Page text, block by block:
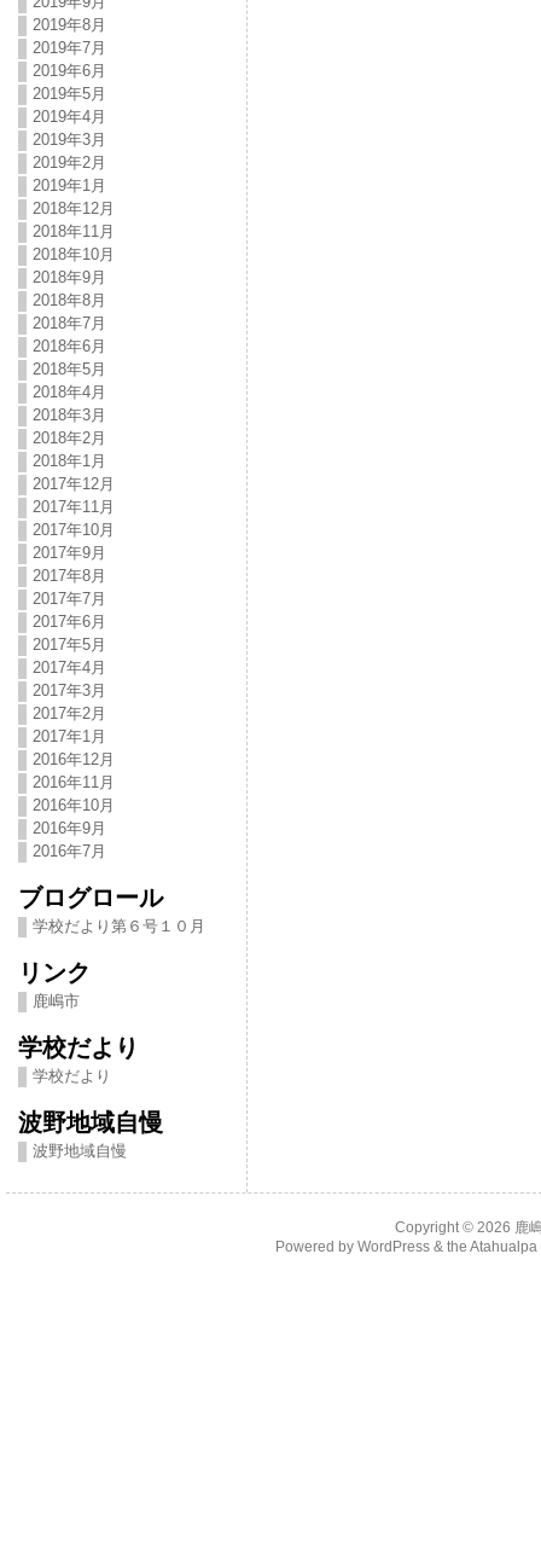
2019年8月
2019年7月
2019年6月
2019年5月
2019年4月
2019年3月
2019年2月
2019年1月
2018年12月
2018年11月
2018年10月
2018年9月
2018年8月
2018年7月
2018年6月
2018年5月
2018年4月
2018年3月
2018年2月
2018年1月
2017年12月
2017年11月
2017年10月
2017年9月
2017年8月
2017年7月
2017年6月
2017年5月
2017年4月
2017年3月
2017年2月
2017年1月
2016年12月
2016年11月
2016年10月
2016年9月
2016年7月
ブログロール
学校だより第６号１０月
リンク
鹿嶋市
学校だより
学校だより
波野地域自慢
波野地域自慢
Copyright © 2026 鹿
Powered by WordPress& the Atahualpa